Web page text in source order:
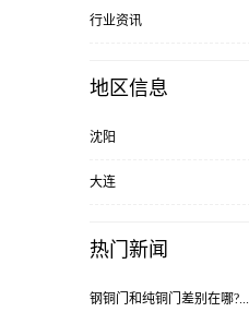
行业资讯
地区信息
沈阳
大连
热门新闻
钢铜门和纯铜门差别在哪?...